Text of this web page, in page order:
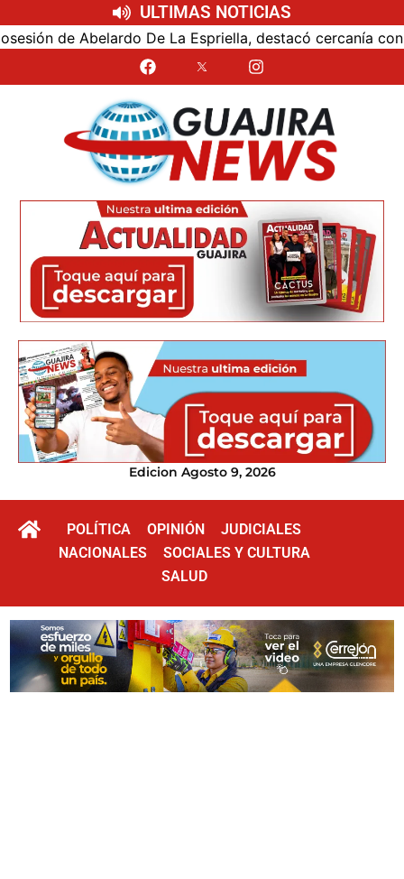
ULTIMAS NOTICIAS
de Abelardo De La Espriella, destacó cercanía con el
Edicion Agosto 9, 2026
POLÍTICA OPINIÓN
JUDICIALES
NACIONALES
SOCIALES Y CULTURA
SALUD